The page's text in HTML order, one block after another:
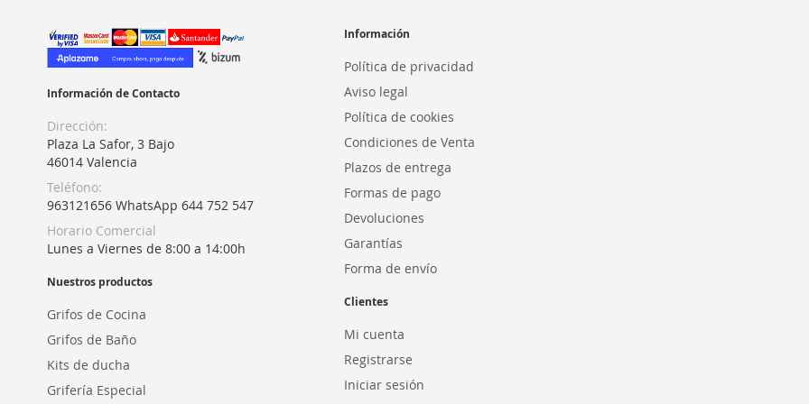
Información de Contacto
Dirección:
Plaza La Safor, 3 Bajo
46014 Valencia
Teléfono:
963121656 WhatsApp 644 752 547
Horario Comercial
Lunes a Viernes de 8:00 a 14:00h
Nuestros productos
Grifos de Cocina
Grifos de Baño
Kits de ducha
Grifería Especial
Información
Política de privacidad
Aviso legal
Política de cookies
Condiciones de Venta
Plazos de entrega
Formas de pago
Devoluciones
Garantías
Forma de envío
Clientes
Mi cuenta
Registrarse
Iniciar sesión